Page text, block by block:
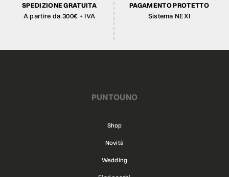
SPEDIZIONE GRATUITA
A partire da 300€ + IVA
PAGAMENTO PROTETTO
Sistema NEXI
PUNTOUNO
Shop
Novità
Wedding